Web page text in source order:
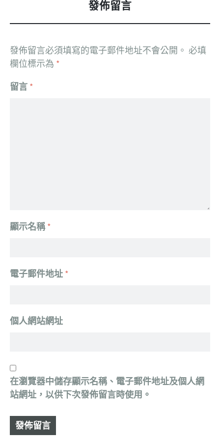
發佈留言
發佈留言必須填寫的電子郵件地址不會公開。 必填
欄位標示為 *
留言 *
顯示名稱*
電子郵件地址 *
個人網站網址
在瀏覽器中儲存顯示名稱、電子郵件地址及個人網
站網址，以供下次發佈留言時使用。